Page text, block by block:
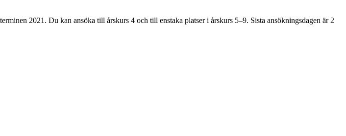
2021. Du kan ansöka till årskurs 4 och till enstaka platser i årskurs 5–9. Sista ansökningsdagen är 2